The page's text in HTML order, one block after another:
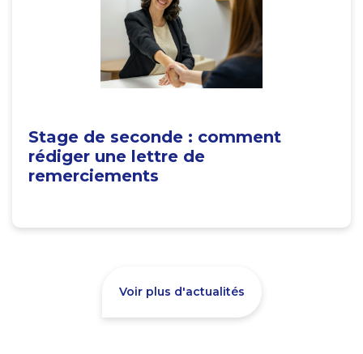
Stage de seconde : comment
rédiger une lettre de
remerciements
Voir plus d'actualités